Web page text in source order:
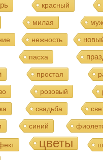
красный
милая
нежность
пасха
простая
розовый
свадьба
синий
цветы